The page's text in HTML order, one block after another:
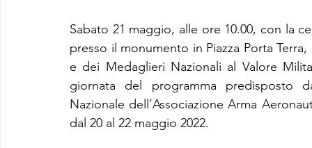
Sabato 21 maggio, alle ore 10.00, con la
presso il monumento in Piazza Porta
e dei Medaglieri Nazionali al Valore
giornata del programma predisposto
Nazionale dell’Associazione Arma
dal 20 al 22 maggio 2022.